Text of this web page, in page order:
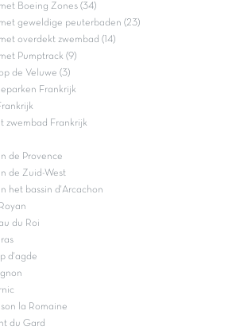
Boeing Zones (34)
geweldige peuterbaden (23)
overdekt zwembad (14)
Pumptrack (9)
de Veluwe (3)
Frankrijk
zwembad Frankrijk
de Provence
de Zuid-West
het bassin d'Arcachon
du Roi
d'agde
la Romaine
du Gard